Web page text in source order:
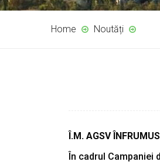
Home Noutăți
Î.M. AGSV
În cadrul Campaniei